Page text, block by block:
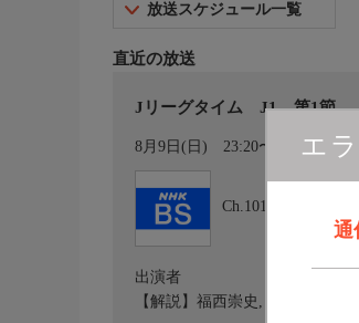
エ
通
放送スケジュール一覧
直近の放送
Jリーグタイム J1 第1節
8月9日(日) 23:20〜00:05
Ch.101
出演者
【解説】福西崇史,【語り】末